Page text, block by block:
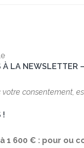
À LA NEWSLETTER
consentement,
!
1 600 € : pour ou